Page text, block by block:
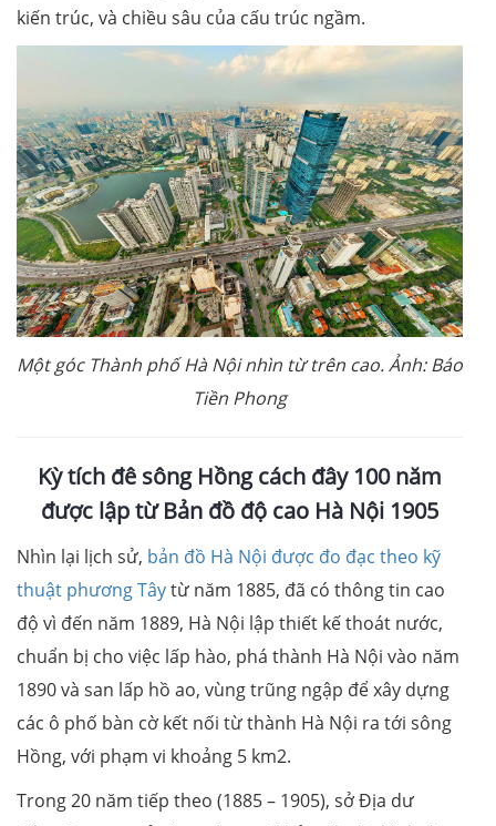
kiến trúc, và chiều sâu của cấu trúc ngầm.
Một góc Thành phố Hà Nội nhìn từ trên cao. Ảnh: Báo
Tiền Phong
Kỳ tích đê sông Hồng cách đây 100 năm
được lập từ Bản đồ độ cao Hà Nội 1905
Nhìn lại lịch sử, bản đồ Hà Nội được đo đạc theo kỹ
thuật phương Tâytừ năm 1885, đã có thông tin cao
độ vì đến năm 1889, Hà Nội lập thiết kế thoát nước,
chuẩn bị cho việc lấp hào, phá thành Hà Nội vào năm
1890 và san lấp hồ ao, vùng trũng ngập để xây dựng
các ô phố bàn cờ kết nối từ thành Hà Nội ra tới sông
Hồng, với phạm vi khoảng 5 km2.
Trong 20 năm tiếp theo (1885 – 1905), sở Địa dư